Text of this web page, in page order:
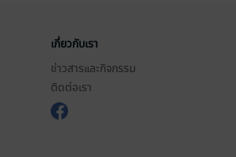
เกี่ยวกับเรา
ข่าวสารและกิจกรรม
ติดต่อเรา